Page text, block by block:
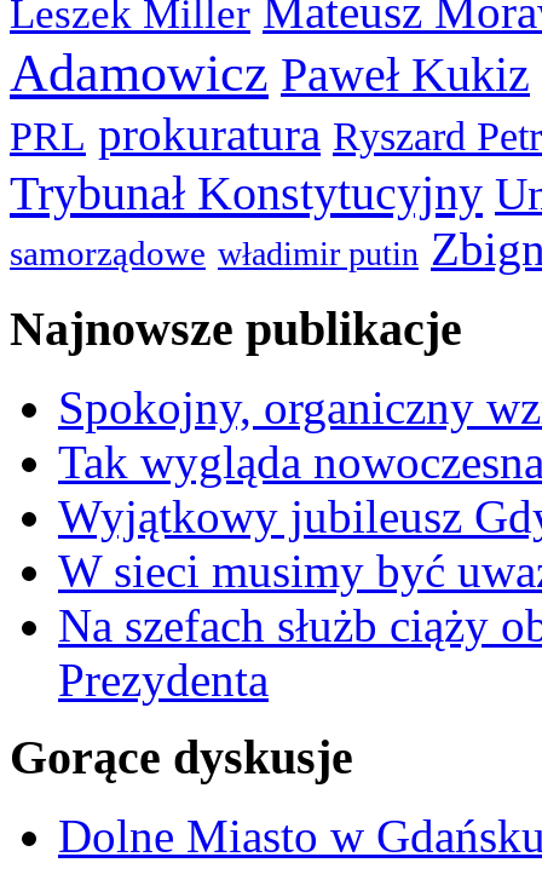
Leszek Miller Mateusz
Adamowicz Paweł Kukiz
PRL prokuratura Ryszard
Trybunał Konstytucyjny
samorządowe władimir putin
Najnowsze publikacje
Spokojny, organiczny
Tak wygląda
Wyjątkowy jubileusz
W sieci musimy być
Na szefach służb ciąży
Prezydenta
Gorące dyskusje
Dolne Miasto w